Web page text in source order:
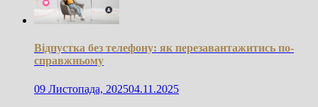
Відпустка без телефону: як перезавантажитись по-
справжньому
09 Листопада, 202504.11.2025